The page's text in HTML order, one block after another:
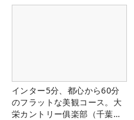
インター5分、都心から60分
のフラットな美観コース。大
栄カントリー俱楽部（千葉